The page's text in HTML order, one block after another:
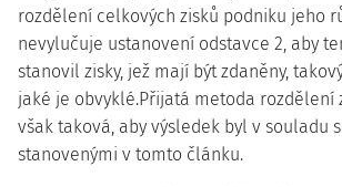
rozdělení celkových zisků podniku jeho
nevylučuje ustanovení odstavce 2, aby
stanovil zisky, jež mají být zdaněny,
jaké je obvyklé.Přijatá metoda rozdělení
však taková, aby výsledek byl v souladu
stanovenými v tomto článku.